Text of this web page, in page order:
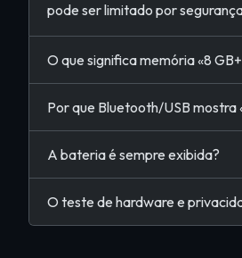
pode ser limitado por
O que significa memória «8
Por que Bluetooth/USB mostra
A bateria é sempre exibida?
O teste de hardware e